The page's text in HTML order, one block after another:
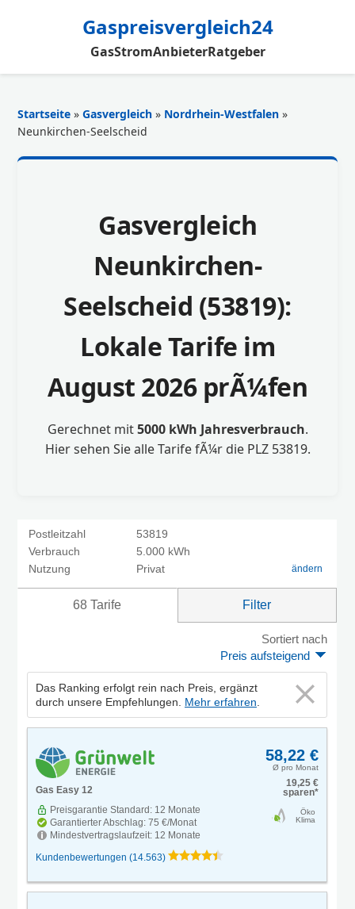
Gaspreisvergleich24
GasStromAnbieterRatgeber
Startseite »Gasvergleich » Nordrhein-Westfalen »
Neunkirchen-Seelscheid
Gasvergleich
Neunkirchen-
Seelscheid (53819):
Lokale Tarife im
August 2026 prÃ¼fen
Gerechnet mit5000 kWh Jahresverbrauch.
Hier sehen Sie alle Tarife fÃ¼r die PLZ 53819.